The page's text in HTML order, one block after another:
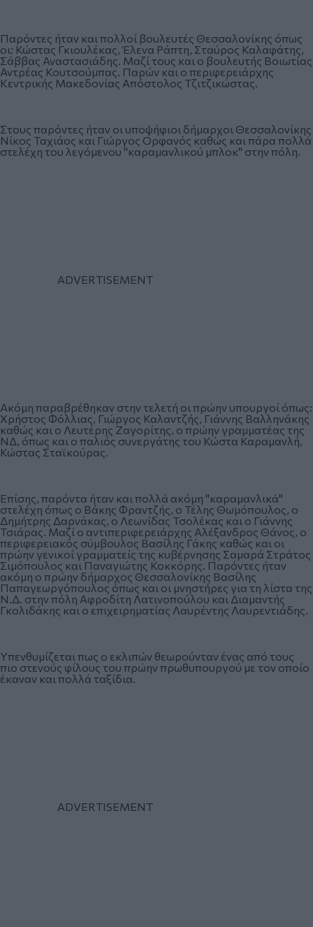
Παρόντες ήταν και πολλοί βουλευτές Θεσσαλονίκης όπως
οι: Κώστας Γκιουλέκας, Έλενα Ράπτη, Σταύρος Καλαφάτης,
Σάββας Αναστασιάδης. Μαζί τους και ο βουλευτής Βοιωτίας
Αντρέας Κουτσούμπας. Παρών και ο περιφερειάρχης
Κεντρικής Μακεδονίας Απόστολος Τζιτζικώστας.
Στους παρόντες ήταν οι υποψήφιοι δήμαρχοι Θεσσαλονίκης
Νίκος Ταχιάος και Γιώργος Ορφανός καθώς και πάρα πολλά
στελέχη του λεγόμενου "καραμανλικού μπλοκ" στην πόλη.
Ακόμη παραβρέθηκαν στην τελετή οι πρώην υπουργοί όπως:
Χρήστος Φόλλιας, Γιώργος Καλαντζής, Γιάννης Βαλληνάκης
καθώς και ο Λευτέρης Ζαγορίτης, ο πρώην γραμματέας της
ΝΔ, όπως και ο παλιός συνεργάτης του Κώστα Καραμανλή,
Κώστας Σταϊκούρας.
Επίσης, παρόντα ήταν και πολλά ακόμη "καραμανλικά"
στελέχη όπως ο Βάκης Φραντζής, ο Τέλης Θωμόπουλος, ο
Δημήτρης Δαρνάκας, ο Λεωνίδας Τσολέκας και ο Γιάννης
Τσιάρας. Μαζί ο αντιπεριφερειάρχης Αλέξανδρος Θάνος, ο
περιφερειακός σύμβουλος Βασίλης Γάκης καθώς και οι
πρώην γενικοί γραμματείς της κυβέρνησης Σαμαρά Στράτος
Σιμόπουλος και Παναγιώτης Κοκκόρης. Παρόντες ήταν
ακόμη ο πρώην δήμαρχος Θεσσαλονίκης Βασίλης
Παπαγεωργόπουλος όπως και οι μνηστήρες για τη λίστα της
Ν.Δ. στην πόλη Αφροδίτη Λατινοπούλου και Διαμαντής
Γκολιδάκης και ο επιχειρηματίας Λαυρέντης Λαυρεντιάδης.
Υπενθυμίζεται πως ο εκλιπών θεωρούνταν ένας από τους
πιο στενούς φίλους του πρώην πρωθυπουργού με τον οποίο
έκαναν και πολλά ταξίδια.